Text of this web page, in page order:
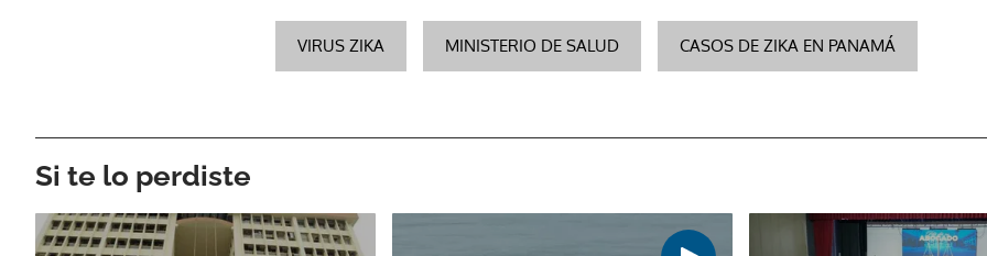
VIRUS ZIKA MINISTERIO DE SALUD CASOS DE ZIKA EN PANAMÁ
Si te lo perdiste